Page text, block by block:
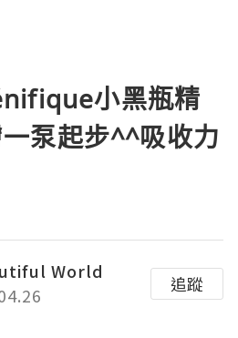
小黑瓶精
泵起步^^吸收力
World
追蹤